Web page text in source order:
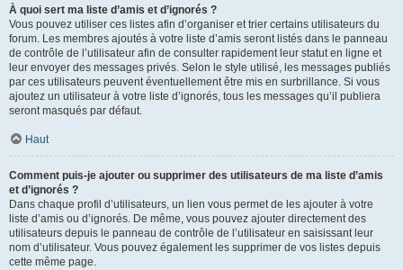
À quoi sert ma liste d’amis et d’ignorés ?
Vous pouvez utiliser ces listes afin d’organiser et trier certains utilisateurs du
forum. Les membres ajoutés à votre liste d’amis seront listés dans le panneau
de contrôle de l’utilisateur afin de consulter rapidement leur statut en ligne et
leur envoyer des messages privés. Selon le style utilisé, les messages publiés
par ces utilisateurs peuvent éventuellement être mis en surbrillance. Si vous
ajoutez un utilisateur à votre liste d’ignorés, tous les messages qu’il publiera
seront masqués par défaut.
Haut
Comment puis-je ajouter ou supprimer des utilisateurs de ma liste d’amis
et d’ignorés ?
Dans chaque profil d’utilisateurs, un lien vous permet de les ajouter à votre
liste d’amis ou d’ignorés. De même, vous pouvez ajouter directement des
utilisateurs depuis le panneau de contrôle de l’utilisateur en saisissant leur
nom d’utilisateur. Vous pouvez également les supprimer de vos listes depuis
cette même page.